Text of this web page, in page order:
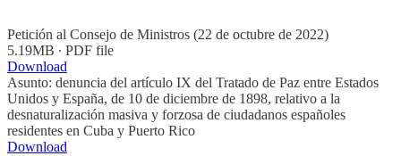
Petición al Consejo de Ministros (22 de octubre de 2022)
5.19MB ∙ PDF file
Download
Asunto: denuncia del artículo IX del Tratado de Paz entre Estados
Unidos y España, de 10 de diciembre de 1898, relativo a la
desnaturalización masiva y forzosa de ciudadanos españoles
residentes en Cuba y Puerto Rico
Download